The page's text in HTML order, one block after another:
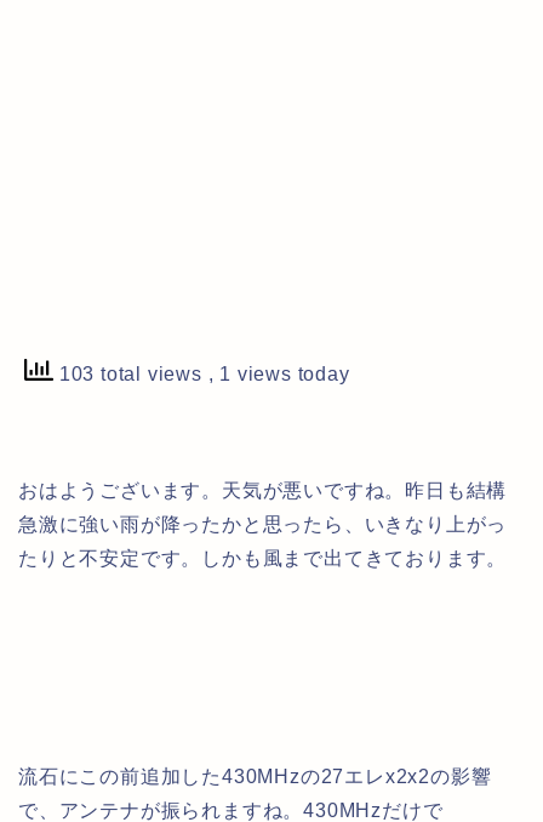
103 total views , 1 views today
おはようございます。天気が悪いですね。昨日も結構
急激に強い雨が降ったかと思ったら、いきなり上がっ
たりと不安定です。しかも風まで出てきております。
流石にこの前追加した430MHzの27エレx2x2の影響
で、アンテナが振られますね。430MHzだけで